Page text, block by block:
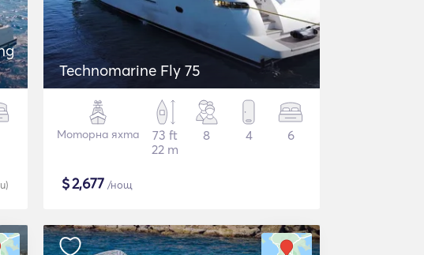
)
Technomarine Fly 75
Моторна яхта
73 ft
22 m
8 4 6
$2,677 /нощ